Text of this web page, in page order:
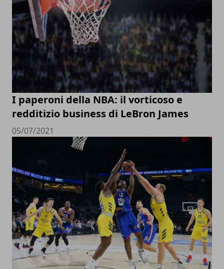
I paperoni della NBA: il vorticoso e
redditizio business di LeBron James
05/07/2021